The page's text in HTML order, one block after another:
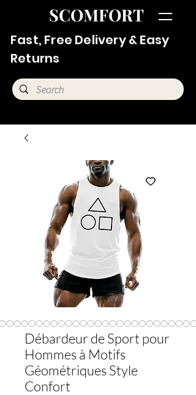
SCOMFORT
Fast, Free Delivery & Easy
Returns
Débardeur de Sport pour
Hommes à Motifs
Géométriques Style
Confort